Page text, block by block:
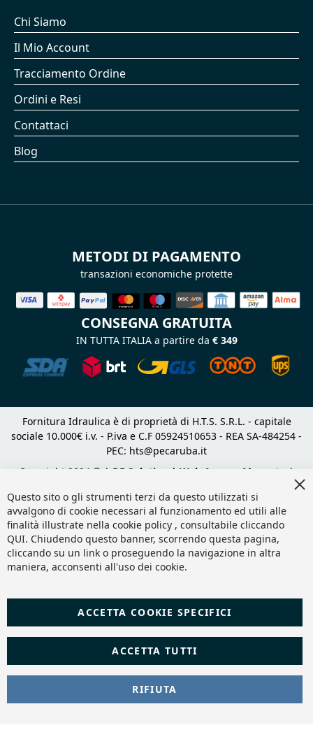
Chi Siamo
Il Mio Account
Tracciamento Ordine
Ordini e Resi
Contattaci
Blog
METODI DI PAGAMENTO
transazioni economiche protette
CONSEGNA GRATUITA
IN TUTTA ITALIA a partire da € 349
Fornitura Idraulica è di proprietà di H.T.S. S.R.L. - capitale
sociale 10.000€ i.v. - P.iva e C.F 05924510653 - REA SA-484254 -
PEC: hts@pecaruba.it
Copyright 2024 © | DF Solution | Web Agency Magento
|
Questo sito o gli strumenti terzi da questo utilizzati si
avvalgono di cookie necessari al funzionamento ed utili alle
finalità illustrate nella cookie policy , consultabile cliccando
QUI. Chiudendo questo banner, scorrendo questa pagina,
cliccando su un link o proseguendo la navigazione in altra
maniera, acconsenti all'uso dei cookie.
ACCETTA TUTTI
ACCETTA COOKIE SPECIFICI
RIFIUTA